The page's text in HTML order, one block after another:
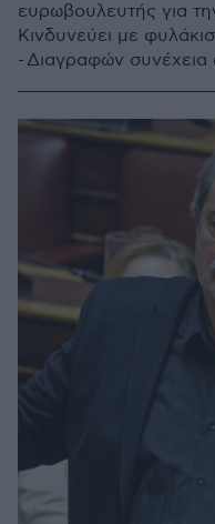
ευρωβουλευτής για
Κινδυνεύει με
- Διαγραφών